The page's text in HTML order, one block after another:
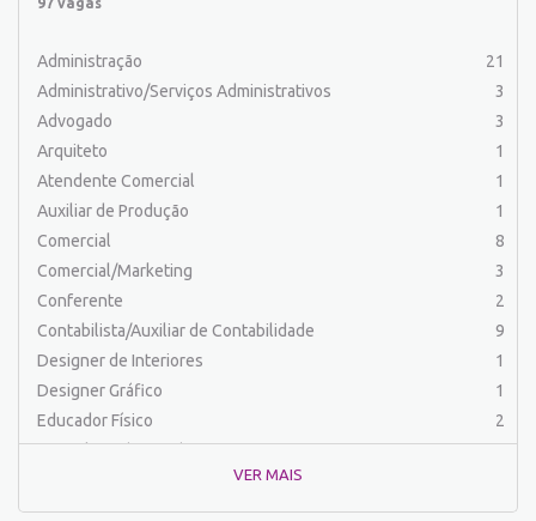
Cabeleireiro
Caixa Bancário/Operador de Caixa
Carpinteiro
Carregador/Ajudante Carga e Descarga
Comercial
Comercial/Marketing
Comprador
Conferente
Contabilista/Auxiliar de Contabilidade
Controlador
Costureira/Costureiro Industrial
Cozinha/ Pizzaiolo
Cozinheiro
Cuidador de Crianças e Idosos
5
Desenvolvedor de Sistema
Administração
21
Administrativo/Serviços Administrativos
3
Advogado
3
Arquiteto
1
Atendente Comercial
1
Auxiliar de Produção
1
Comercial
8
Comercial/Marketing
3
Conferente
2
Contabilista/Auxiliar de Contabilidade
9
Designer de Interiores
1
Designer Gráfico
1
Educador Físico
2
Engenharia (Outras)
1
Engenharia Elétrica e Eletrônica
1
VER MAIS